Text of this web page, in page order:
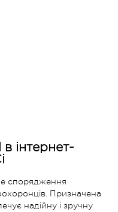
інтернет-
спорядження
Призначена
надійну і зручну